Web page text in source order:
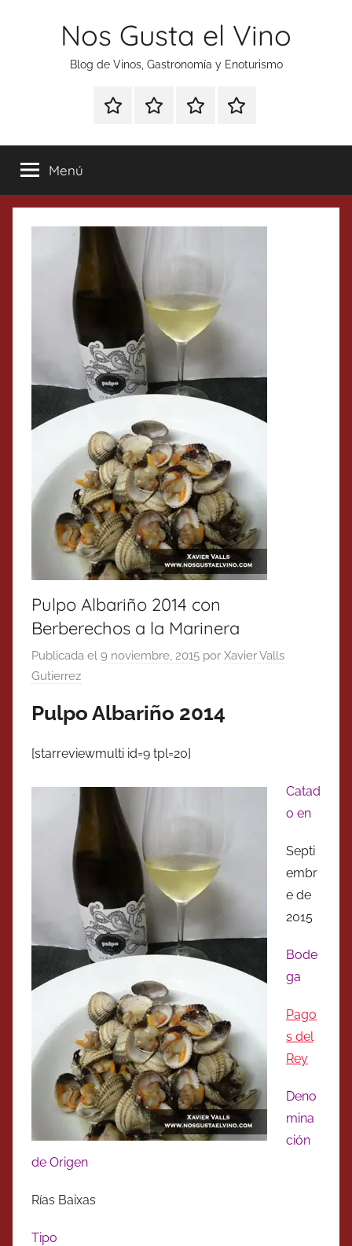
Nos Gusta el Vino
Blog de Vinos, Gastronomía y Enoturismo
Especial
Tonics
Enoturismo
Gastronomía
RankingContacto
Menú
Pulpo Albariño 2014 con
Berberechos a la Marinera
Publicada el 9 noviembre, 2015 por Xavier Valls
Gutierrez
Pulpo Albariño 2014
[starreviewmulti id=9 tpl=20]
Catad
o en
Septi
embr
e de
2015
Bode
ga
Pago
s del
Rey
Deno
mina
ción
de Origen
Rías Baixas
Tipo